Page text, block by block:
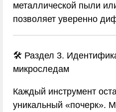
металлической пыли
позволяет уверенно
🛠️ Раздел 3.
микроследам
Каждый инструмент
уникальный «почерк».